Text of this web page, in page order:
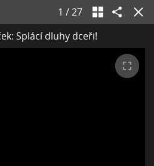
1 /27
Splácí dluhy dceři!